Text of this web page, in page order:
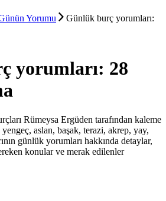
Yorumu
Günlük burç yorumları:
yorumları: 28
Rümeysa Ergüden tarafından kaleme
aslan, başak, terazi, akrep, yay,
günlük yorumları hakkında detaylar,
konular ve merak edilenler